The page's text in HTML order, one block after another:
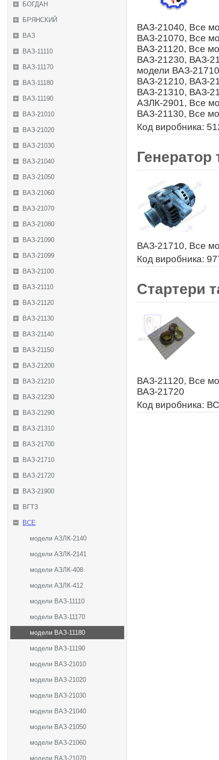
БОГДАН
БРЯНСКИЙ
ВАЗ
ВАЗ-11110
ВАЗ-11170
ВАЗ-11180
ВАЗ-11190
ВАЗ-21010
ВАЗ-21020
ВАЗ-21030
ВАЗ-21040
ВАЗ-21050
ВАЗ-21060
ВАЗ-21070
ВАЗ-21080
ВАЗ-21090
ВАЗ-21099
ВАЗ-21100
ВАЗ-21110
ВАЗ-21120
ВАЗ-21130
ВАЗ-21140
ВАЗ-21150
ВАЗ-21200
ВАЗ-21210
ВАЗ-21230
ВАЗ-21290
ВАЗ-21310
ВАЗ-21700
ВАЗ-21710
ВАЗ-21720
ВАЗ-21900
ВГТЗ
ВСЕ
модели АЗЛК-2140
модели АЗЛК-2141
модели АЗЛК-408
модели АЗЛК-412
модели ВАЗ-11110
модели ВАЗ-11170
модели ВАЗ-11180
модели ВАЗ-11190
модели ВАЗ-21010
модели ВАЗ-21020
модели ВАЗ-21030
модели ВАЗ-21040
модели ВАЗ-21050
модели ВАЗ-21060
модели ВАЗ-21070
ВАЗ-21040, Все
ВАЗ-21070, Все
ВАЗ-21120, Все
ВАЗ-21230, ВАЗ-
модели ВАЗ-
ВАЗ-21210, ВАЗ-
ВАЗ-21310, ВАЗ-
АЗЛК-2901, Все
ВАЗ-21130, Все
Код виробника:
Генератор
ВАЗ-21710, Все
Код виробника:
Стартери
ВАЗ-21120, Все
ВАЗ-21720
Код виробника: